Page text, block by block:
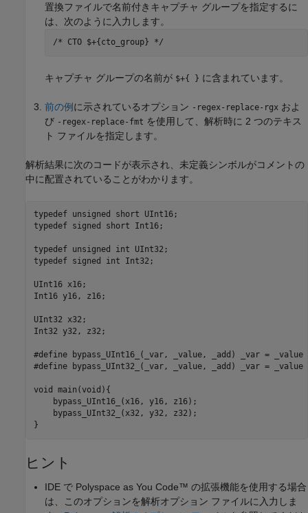
置換ファイルで名前付きキャプチャ グループを指定するに
は、次のように入力します。
/* CTO $+{cto_group} */
キャプチャ グループの名前が $+{ } に含まれています。
前の例 に示されているオプション -regex-replace-rgx およ
び -regex-replace-fmt を使用して、解析時に 2 つのテキス
ト ファイルを指定します。
解析結果に次のコードが表示され、未定義シンボルがコメントの
中に配置されていることがわかります。
typedef unsigned short UInt16;
typedef signed short Int16;
typedef unsigned int UInt32;
typedef signed int Int32;
UInt16 x16;
Int16 y16, z16;
UInt32 x32;
Int32 y32, z32;
#define bypass_UInt16_(_var, _value, _add) _var = _value
#define bypass_UInt32_(_var, _value, _add) _var = _value
void main(void){
    bypass_UInt16_(x16, y16, z16);
    bypass_UInt32_(x32, y32, z32);
}
ヒント
IDE で Polyspace as You Code™ の拡張機能を使用する場合
は、このオプションを解析オプション ファイルに入力しま